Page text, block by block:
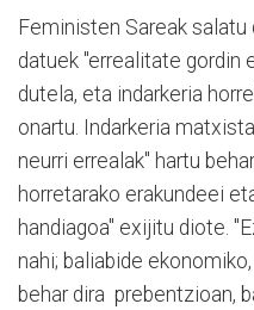
Feministen Sareak
datuek "errealitate gordin
dutela, eta indarkeria
onartu. Indarkeria
neurri errealak" hartu
horretarako erakundeei
handiagoa" exijitu diote.
nahi; baliabide
behar dira prebentzioan,